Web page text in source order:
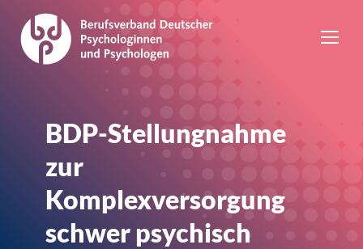
BDP-Stellungnahme
zur
Komplexversorgung
schwer psychisch